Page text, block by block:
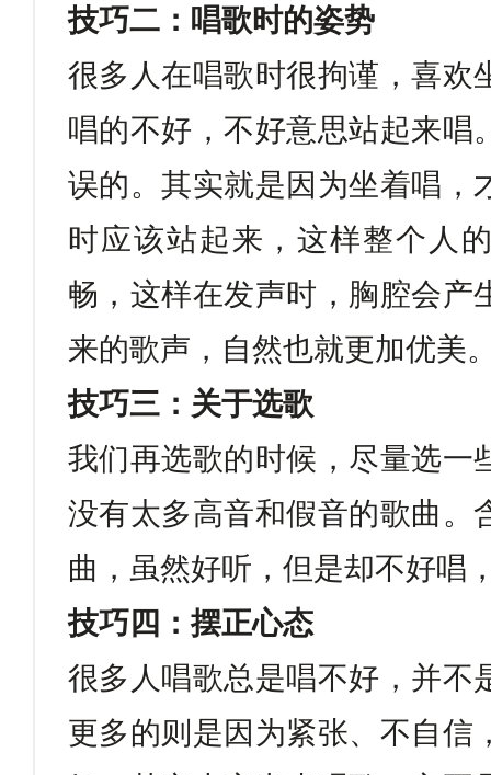
技巧二：唱歌时的姿势
很多人在唱歌时很拘谨，喜欢
唱的不好，不好意思站起来唱
误的。其实就是因为坐着唱，
时应该站起来，这样整个人
畅，这样在发声时，胸腔会产
来的歌声，自然也就更加优美
技巧三：关于选歌
我们再选歌的时候，尽量选一
没有太多高音和假音的歌曲。
曲，虽然好听，但是却不好唱
技巧四：摆正心态
很多人唱歌总是唱不好，并不
更多的则是因为紧张、不自信